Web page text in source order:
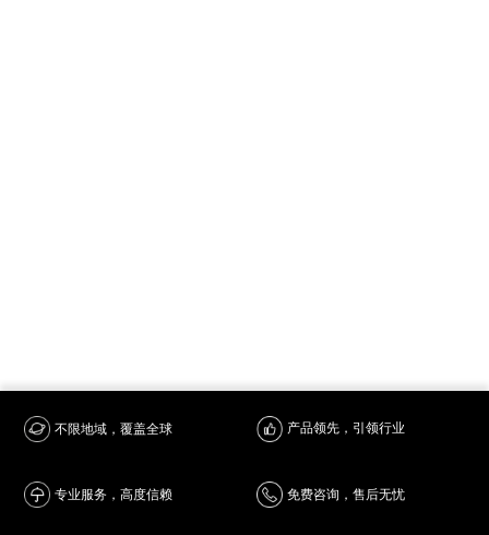
不限地域，覆盖全球 产品领先，引领行业
专业服务，高度信赖 免费咨询，售后无忧